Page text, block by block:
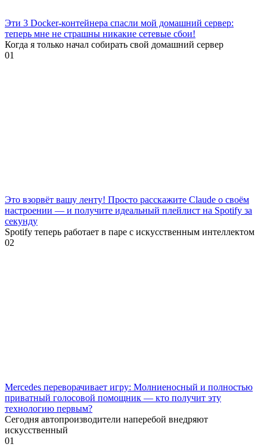
Эти 3 Docker-контейнера спасли мой домашний сервер:
теперь мне не страшны никакие сетевые сбои!
Когда я только начал собирать свой домашний сервер
01
Это взорвёт вашу ленту! Просто расскажите Claude о своём
настроении — и получите идеальный плейлист на Spotify за
секунду
Spotify теперь работает в паре с искусственным интеллектом
02
Mercedes переворачивает игру: Молниеносный и полностью
приватный голосовой помощник — кто получит эту
технологию первым?
Сегодня автопроизводители наперебой внедряют
искусственный
01